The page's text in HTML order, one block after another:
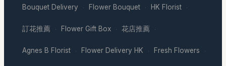
Bouquet Delivery · Flower Bouquet · HK Florist ·
訂花推薦 · Flower Gift Box · 花店推薦 ·
Agnes B Florist · Flower Delivery HK · Fresh Flowers ·